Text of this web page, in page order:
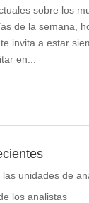
sobre los
de la semana,
invita a estar
en...
unidades de
los analistas